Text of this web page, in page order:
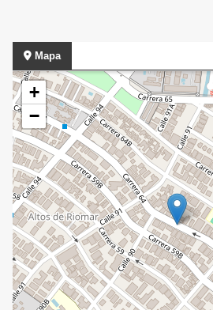
Mapa
+
−